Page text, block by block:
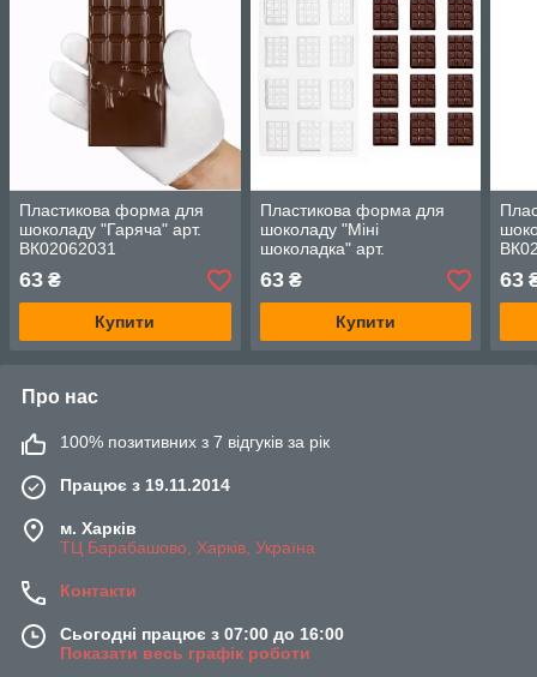
Пластикова форма для
шоколаду "Гаряча" арт.
ВК02062031
63 ₴
Купити
Пластикова форма для
шоколаду "Міні
шоколадка" арт.
ВК02062039
63₴
Купити
63
Про нас
100% позитивних з 7 відгуків за рік
Працює з 19.11.2014
м. Харків
ТЦ Барабашово, Харків, Україна
Контакти
Сьогодні працює з 07:00 до 16:00
Показати весь графік роботи